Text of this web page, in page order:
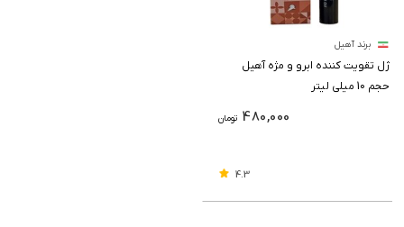
برند آهیل
ژل تقویت کننده ابرو و مژه آهیل
حجم 10 میلی لیتر
تومان 480,000
4.3